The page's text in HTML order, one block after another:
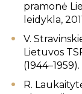
pramonė
leidykla,
V.
Lietuvos
R.